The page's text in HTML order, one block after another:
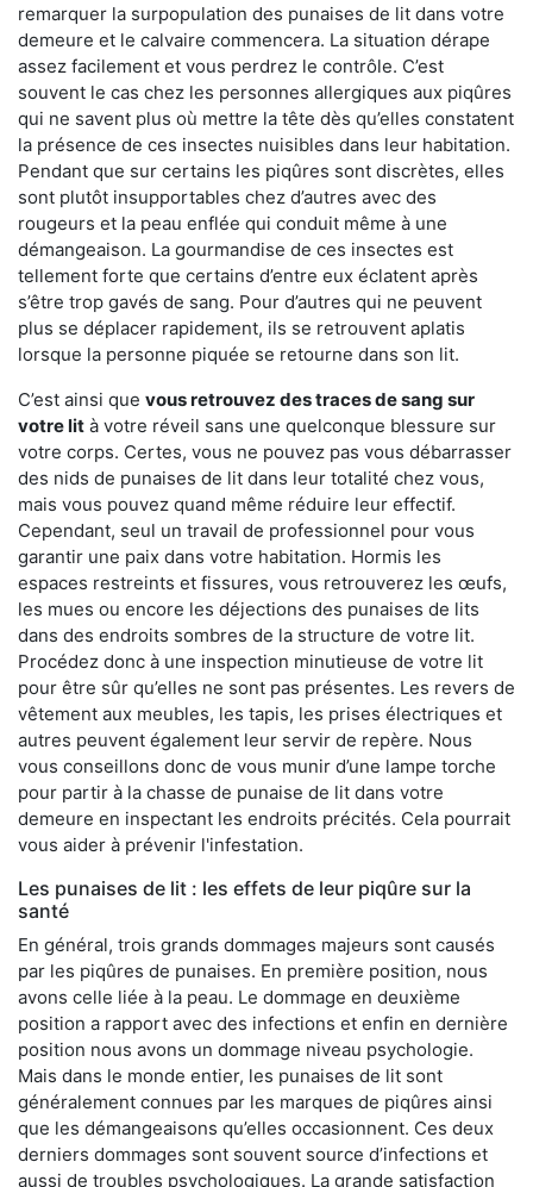
remarquer la surpopulation des punaises de lit dans votre
demeure et le calvaire commencera. La situation dérape
assez facilement et vous perdrez le contrôle. C’est
souvent le cas chez les personnes allergiques aux piqûres
qui ne savent plus où mettre la tête dès qu’elles constatent
la présence de ces insectes nuisibles dans leur habitation.
Pendant que sur certains les piqûres sont discrètes, elles
sont plutôt insupportables chez d’autres avec des
rougeurs et la peau enflée qui conduit même à une
démangeaison. La gourmandise de ces insectes est
tellement forte que certains d’entre eux éclatent après
s’être trop gavés de sang. Pour d’autres qui ne peuvent
plus se déplacer rapidement, ils se retrouvent aplatis
lorsque la personne piquée se retourne dans son lit.
C’est ainsi que vous retrouvez des traces de sang sur
votre lit à votre réveil sans une quelconque blessure sur
votre corps. Certes, vous ne pouvez pas vous débarrasser
des nids de punaises de lit dans leur totalité chez vous,
mais vous pouvez quand même réduire leur effectif.
Cependant, seul un travail de professionnel pour vous
garantir une paix dans votre habitation. Hormis les
espaces restreints et fissures, vous retrouverez les œufs,
les mues ou encore les déjections des punaises de lits
dans des endroits sombres de la structure de votre lit.
Procédez donc à une inspection minutieuse de votre lit
pour être sûr qu’elles ne sont pas présentes. Les revers de
vêtement aux meubles, les tapis, les prises électriques et
autres peuvent également leur servir de repère. Nous
vous conseillons donc de vous munir d’une lampe torche
pour partir à la chasse de punaise de lit dans votre
demeure en inspectant les endroits précités. Cela pourrait
vous aider à prévenir l'infestation.
Les punaises de lit : les effets de leur piqûre sur la
santé
En général, trois grands dommages majeurs sont causés
par les piqûres de punaises. En première position, nous
avons celle liée à la peau. Le dommage en deuxième
position a rapport avec des infections et enfin en dernière
position nous avons un dommage niveau psychologie.
Mais dans le monde entier, les punaises de lit sont
généralement connues par les marques de piqûres ainsi
que les démangeaisons qu’elles occasionnent. Ces deux
derniers dommages sont souvent source d’infections et
aussi de troubles psychologiques. La grande satisfaction